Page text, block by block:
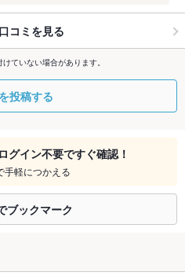
コミを見る
ていない場合があります。
投稿する
グイン不要ですぐ確認！
手軽につかえる
ブックマーク